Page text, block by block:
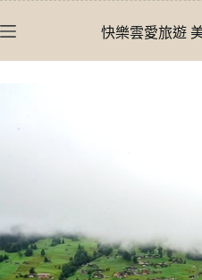
至
快樂雲愛旅遊